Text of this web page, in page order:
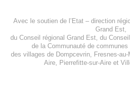
Avec le soutien de l’Etat – direction
Grand Est,
du Conseil régional Grand Est, du
de la Communauté de communes
des villages de Dompcevrin Fresnes-au-
Aire, Pierrefitte-sur-Aireet